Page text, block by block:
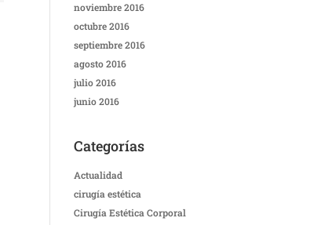
noviembre 2016
octubre 2016
septiembre 2016
agosto 2016
julio 2016
junio 2016
Categorías
Actualidad
cirugía estética
Cirugía Estética Corporal